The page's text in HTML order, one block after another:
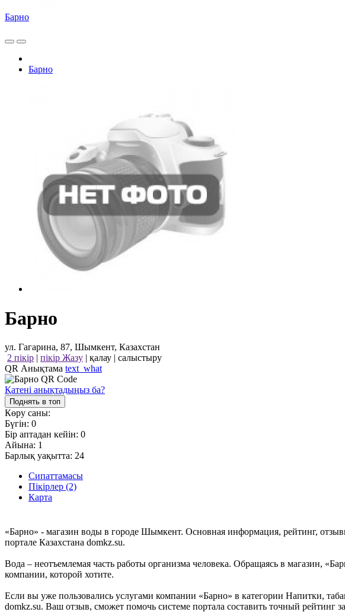
Барно
Барно
Барно
ул. Гагарина, 87, Шымкент, Казахстан
2 пікір | пікір Жазу | қалау | салыстыру
QR Анықтама text_what
Қатені анықтадыңыз ба?
Поднять в топ
Көру саны:
Бүгін: 0
Бір аптадан кейін: 0
Айына: 1
Барлық уақытта: 24
Сипаттамасы
Пікірлер (2)
Карта
«Барно» - магазин воды в городе Шымкент. Основная информация, рейтинг,
портале Казахстана domkz.su.
Вода – неотъемлемая часть работы организма человека. Обращаясь в магазин,
компании, которой хотите.
Если вы уже пользовались услугами компании «Барно» в категории Напитки,
domkz.su. Ваш отзыв, сможет помочь системе портала составить точный рейтинг